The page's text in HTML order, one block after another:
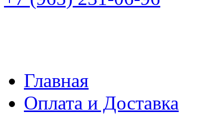
Главная
Оплата и Доставка